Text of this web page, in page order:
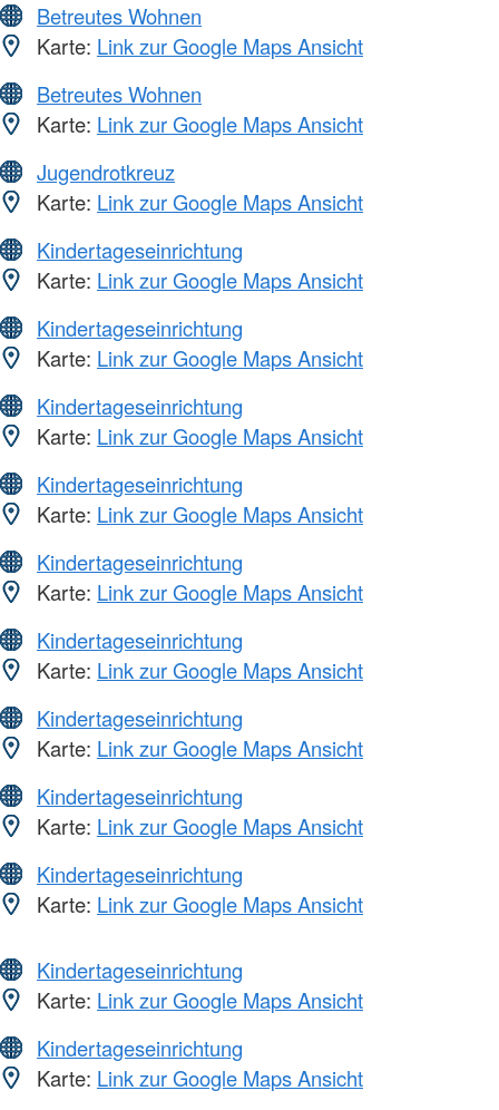
Betreutes Wohnen
Karte: Link zur Google Maps Ansicht
Betreutes Wohnen
Karte: Link zur Google Maps Ansicht
Jugendrotkreuz
Karte: Link zur Google Maps Ansicht
Kindertageseinrichtung
Karte: Link zur Google Maps Ansicht
Kindertageseinrichtung
Karte: Link zur Google Maps Ansicht
Kindertageseinrichtung
Karte: Link zur Google Maps Ansicht
Kindertageseinrichtung
Karte: Link zur Google Maps Ansicht
Kindertageseinrichtung
Karte: Link zur Google Maps Ansicht
Kindertageseinrichtung
Karte: Link zur Google Maps Ansicht
Kindertageseinrichtung
Karte: Link zur Google Maps Ansicht
Kindertageseinrichtung
Karte: Link zur Google Maps Ansicht
Kindertageseinrichtung
Karte: Link zur Google Maps Ansicht
Kindertageseinrichtung
Karte: Link zur Google Maps Ansicht
Kindertageseinrichtung
Karte: Link zur Google Maps Ansicht